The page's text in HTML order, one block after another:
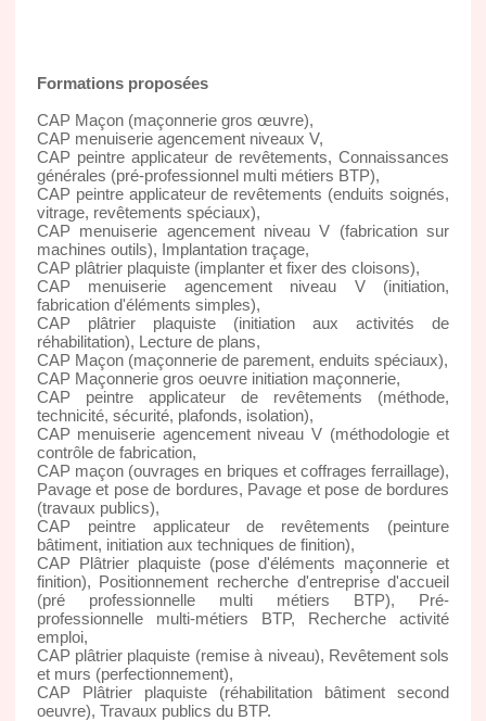
Formations proposées
CAP Maçon (maçonnerie gros œuvre),
CAP menuiserie agencement niveaux V,
CAP peintre applicateur de revêtements, Connaissances
générales (pré-professionnel multi métiers BTP),
CAP peintre applicateur de revêtements (enduits soignés,
vitrage, revêtements spéciaux),
CAP menuiserie agencement niveau V (fabrication sur
machines outils), Implantation traçage,
CAP plâtrier plaquiste (implanter et fixer des cloisons),
CAP menuiserie agencement niveau V (initiation,
fabrication d'éléments simples),
CAP plâtrier plaquiste (initiation aux activités de
réhabilitation), Lecture de plans,
CAP Maçon (maçonnerie de parement, enduits spéciaux),
CAP Maçonnerie gros oeuvre initiation maçonnerie,
CAP peintre applicateur de revêtements (méthode,
technicité, sécurité, plafonds, isolation),
CAP menuiserie agencement niveau V (méthodologie et
contrôle de fabrication,
CAP maçon (ouvrages en briques et coffrages ferraillage),
Pavage et pose de bordures, Pavage et pose de bordures
(travaux publics),
CAP peintre applicateur de revêtements (peinture
bâtiment, initiation aux techniques de finition),
CAP Plâtrier plaquiste (pose d'éléments maçonnerie et
finition), Positionnement recherche d'entreprise d'accueil
(pré professionnelle multi métiers BTP), Pré-
professionnelle multi-métiers BTP, Recherche activité
emploi,
CAP plâtrier plaquiste (remise à niveau), Revêtement sols
et murs (perfectionnement),
CAP Plâtrier plaquiste (réhabilitation bâtiment second
oeuvre), Travaux publics du BTP.